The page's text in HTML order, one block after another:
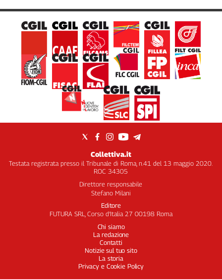
Collettiva.it
Testata registrata presso il Tribunale di Roma, n.41 del 13 maggio 2020.
ROC 34305
Direttore responsabile
Stefano Milani
Editore
FUTURA SRL, Corso d’Italia 27 00198 Roma
Chi siamo
La redazione
Contatti
Notizie sul tuo sito
La storia
Privacy e Cookie Policy